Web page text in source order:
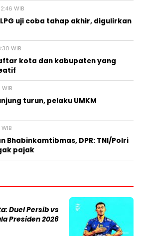
WIB
uji coba tahap akhir, digulirkan
WIB
kota dan kabupaten yang
turun, pelaku UMKM
Bhabinkamtibmas, DPR: TNI/Polri
pajak
Duel Persib vs
Presiden 2026